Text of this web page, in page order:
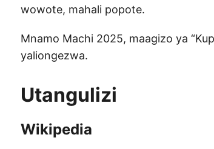
wowote, mahali popote.
Mnamo Machi 2025, maagizo ya
yaliongezwa.
Utangulizi
Wikipedia